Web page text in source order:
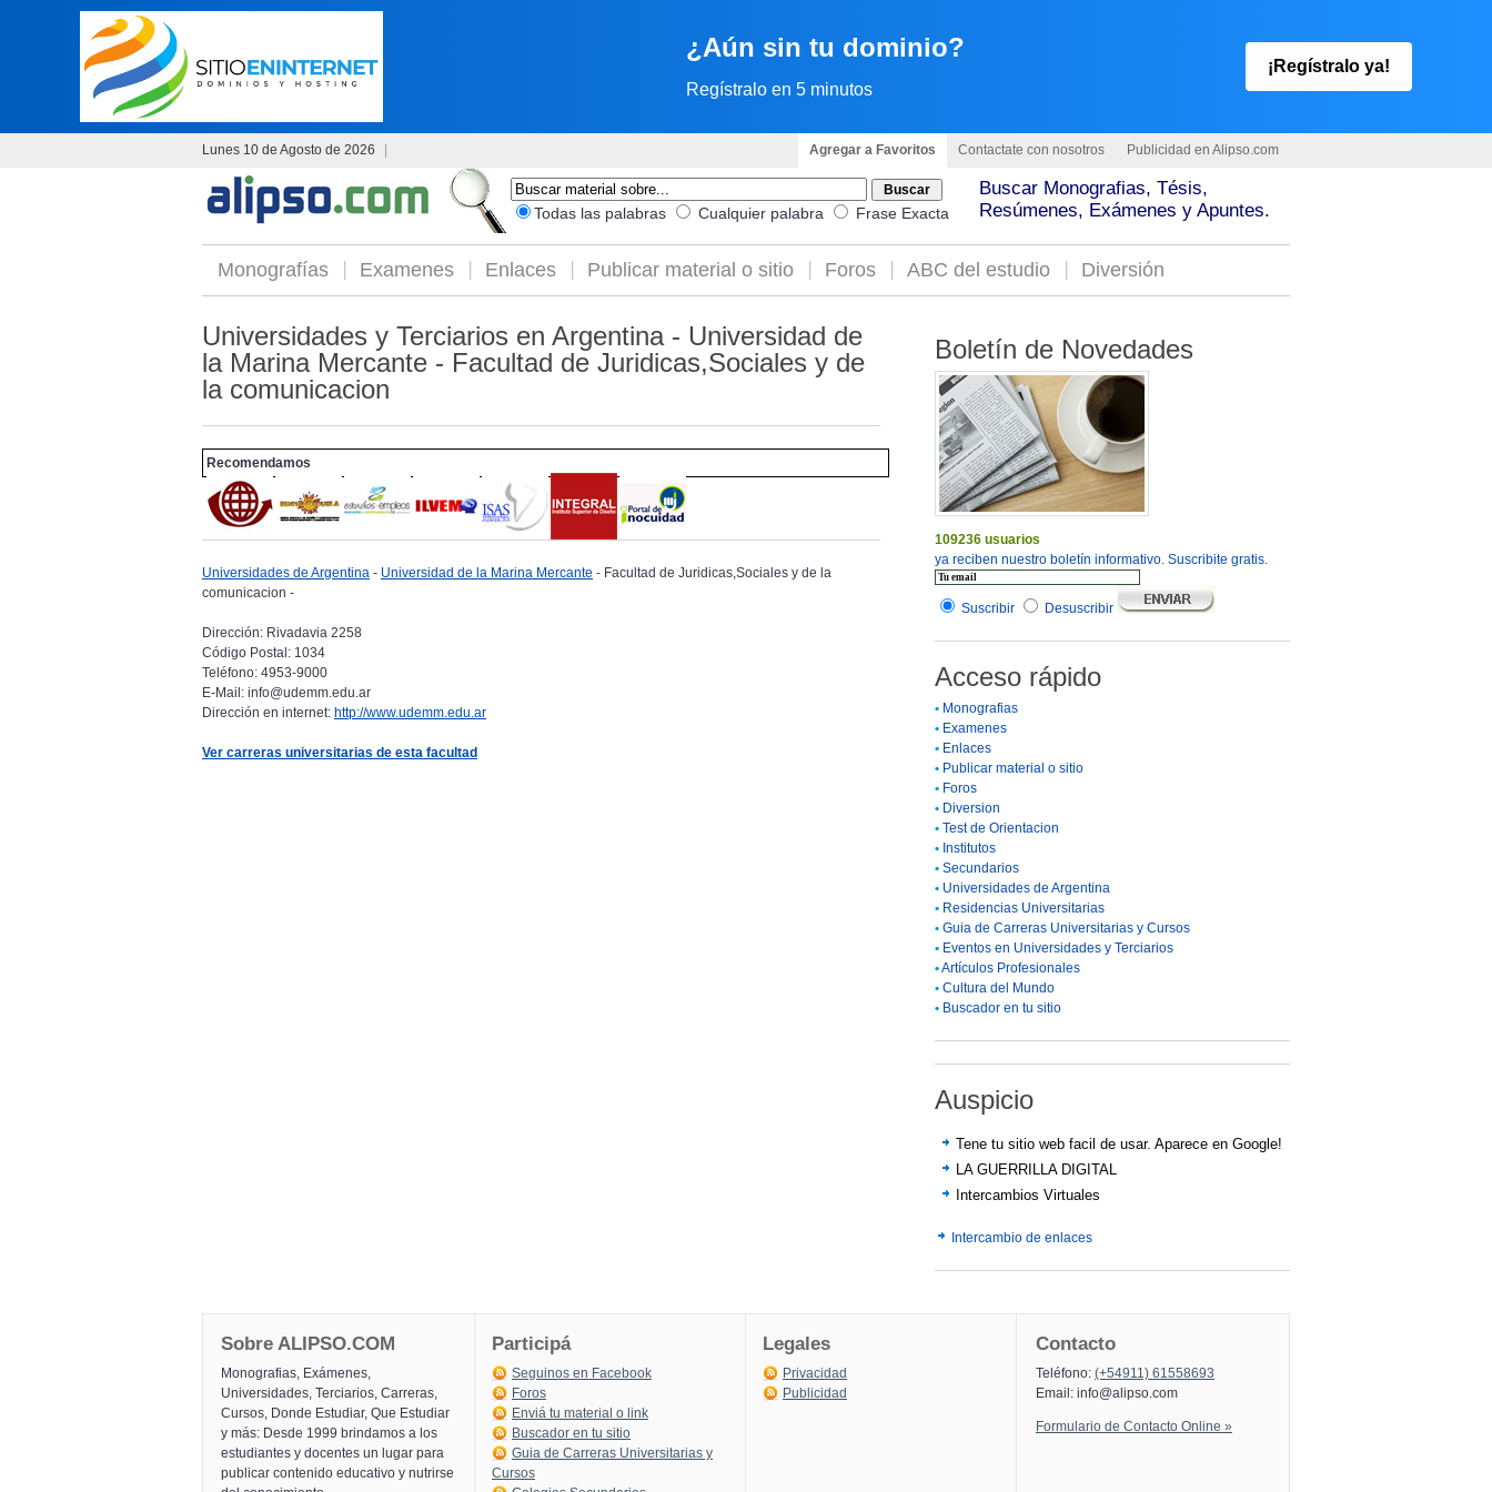
¿Aún sin tu dominio?
Regístralo en 5 minutos
¡Regístralo ya!
Lunes 10 de Agosto de 2026 Agregar a Favoritos Contactate con nosotros Publicidad en Alipso.com
Todas las palabras Cualquier palabra Frase Exacta
Buscar Monografias, Tésis,
Resúmenes, Exámenes y Apuntes.
Monografías Examenes Enlaces Publicar material o sitio Foros ABC del estudio Diversión
Universidades y Terciarios en Argentina - Universidad de
la Marina Mercante - Facultad de Juridicas,Sociales y de
la comunicacion
Recomendamos
Universidades de Argentina - Universidad de la Marina Mercante - Facultad de Juridicas,Sociales y de la
comunicacion -
Dirección: Rivadavia 2258
Código Postal: 1034
Teléfono: 4953-9000
E-Mail: info@udemm.edu.ar
Dirección en internet: http://www.udemm.edu.ar
Ver carreras universitarias de esta facultad
Boletín de Novedades
109236 usuarios
ya reciben nuestro boletín informativo. Suscribite gratis.
Suscribir Desuscribir
Acceso rápido
• Monografias
• Examenes
• Enlaces
• Publicar material o sitio
• Foros
• Diversion
• Test de Orientacion
• Institutos
• Secundarios
• Universidades de Argentina
• Residencias Universitarias
• Guia de Carreras Universitarias y Cursos
• Eventos en Universidades y Terciarios
•Artículos Profesionales
• Cultura del Mundo
• Buscador en tu sitio
Auspicio
Tene tu sitio web facil de usar. Aparece en Google!
LA GUERRILLA DIGITAL
Intercambios Virtuales
Intercambio de enlaces
Sobre ALIPSO.COM
Monografias, Exámenes,
Universidades, Terciarios, Carreras,
Cursos, Donde Estudiar, Que Estudiar
y más: Desde 1999 brindamos a los
estudiantes y docentes un lugar para
publicar contenido educativo y nutrirse
Participá
Seguinos en Facebook
Foros
Enviá tu material o link
Buscador en tu sitio
Guia de Carreras Universitarias y
Cursos
Legales
Privacidad
Publicidad
Contacto
Teléfono: (+54911) 61558693
Email: info@alipso.com
Formulario de Contacto Online »